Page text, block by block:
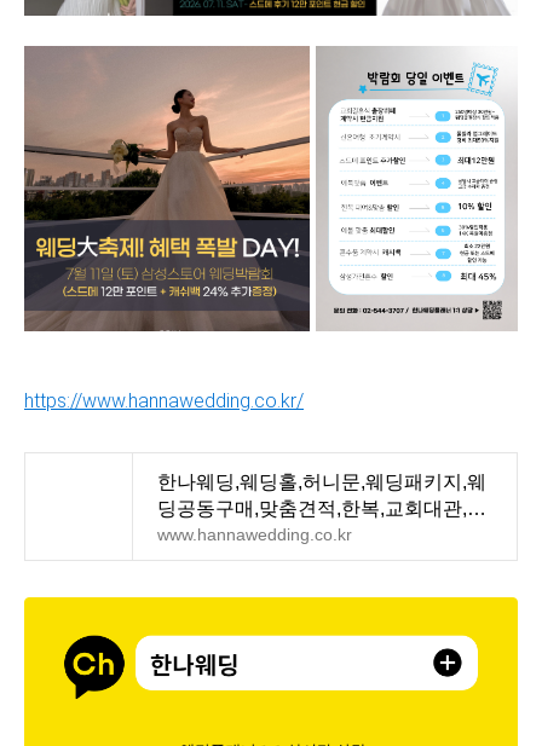
https://www.hannawedding.co.kr/
한나웨딩,웨딩홀,허니문,웨딩패키지,웨
딩공동구매,맞춤견적,한복,교회대관,웨
딩이벤트,예물,출
www.hannawedding.co.kr